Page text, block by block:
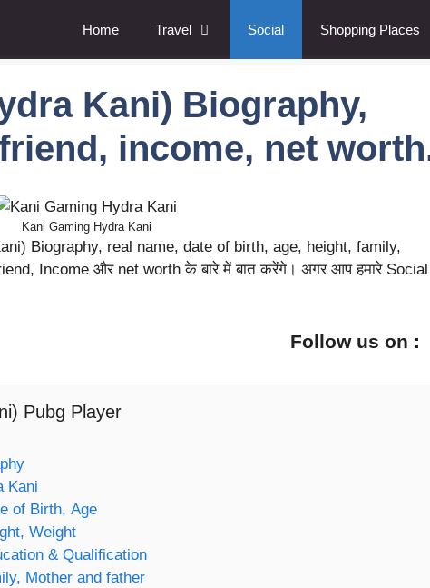
Home Travel Social Shopping Places
Kani) Biography,
income, net
Kani Gaming Hydra Kani
Biography, real name, date of birth, age, height, family,
Income और net worth के बारे में बात करेंगे। अगर आप हमारे Social
Follow us on :
Pubg Player
Kani
of Birth, Age
Weight
& Qualification
Mother and father